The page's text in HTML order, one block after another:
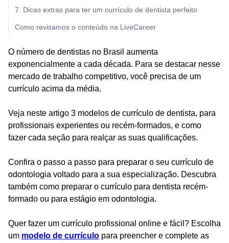
7. Dicas extras para ter um currículo de dentista perfeito
Como revisamos o conteúdo na LiveCareer
O número de dentistas no Brasil aumenta
exponencialmente a cada década. Para se destacar nesse
mercado de trabalho competitivo, você precisa de um
currículo acima da média.
Veja neste artigo 3 modelos de currículo de dentista, para
profissionais experientes ou recém-formados, e como
fazer cada seção para realçar as suas qualificações.
Confira o passo a passo para preparar o seu currículo de
odontologia voltado para a sua especialização. Descubra
também como preparar o currículo para dentista recém-
formado ou para estágio em odontologia.
Quer fazer um currículo profissional online e fácil? Escolha
um modelo de currículo para preencher e complete as